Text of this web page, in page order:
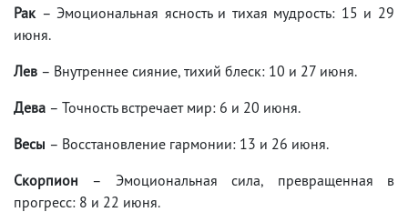
Рак – Эмоциональная ясность и тихая мудрость: 15 и 29
июня.
Лев – Внутреннее сияние, тихий блеск: 10 и 27 июня.
Дева – Точность встречает мир: 6 и 20 июня.
Весы – Восстановление гармонии: 13 и 26 июня.
Скорпион – Эмоциональная сила, превращенная в
прогресс: 8 и 22 июня.